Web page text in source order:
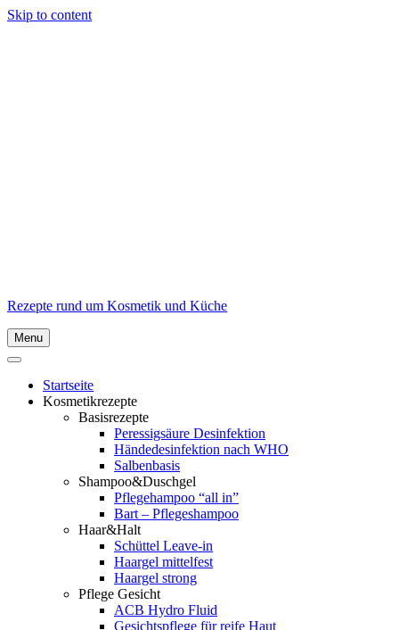
Skip to content
Rezepte rund um Kosmetik und Küche
Menu
Startseite
Kosmetikrezepte
Basisrezepte
Peressigsäure Desinfektion
Händedesinfektion nach WHO
Salbenbasis
Shampoo&Duschgel
Pflegehampoo “all in”
Bart – Pflegeshampoo
Haar&Halt
Schüttel Leave-in
Haargel mittelfest
Haargel strong
Pflege Gesicht
ACB Hydro Fluid
Gesichtspflege für reife Haut